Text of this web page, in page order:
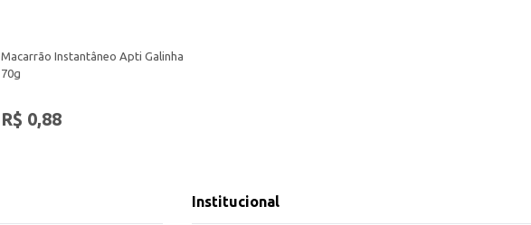
Macarrão Instantâneo Apti Galinha
70g
R$ 0,88
Institucional